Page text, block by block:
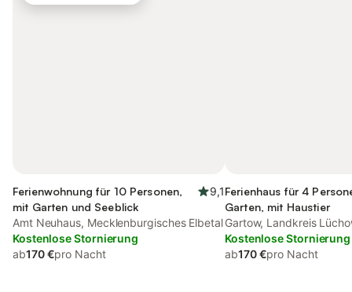
Ferienwohnung für 10 Personen,
mit Garten und Seeblick
9,1
Amt Neuhaus, Mecklenburgisches Elbetal
Kostenlose Stornierung
ab170 €pro Nacht
Ferienhaus für 4
Garten, mit Haustier
Gartow, Landkreis
Kostenlose Stornierung
ab170 €pro Nacht